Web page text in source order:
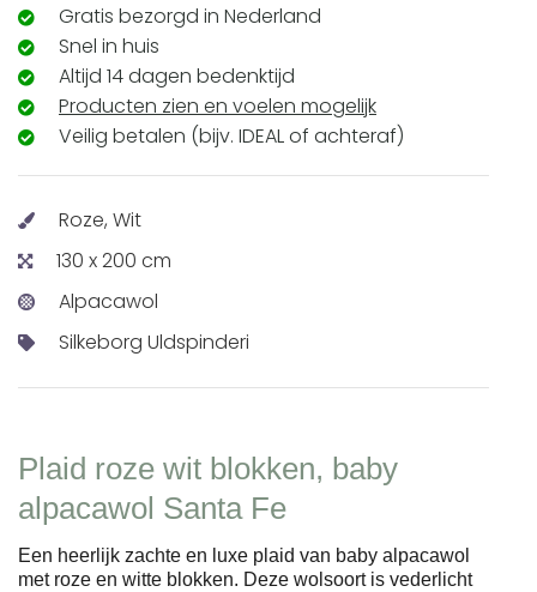
Gratis bezorgd in Nederland
Snel in huis
Altijd 14 dagen bedenktijd
Producten zien en voelen mogelijk
Veilig betalen (bijv. IDEAL of achteraf)
Roze, Wit
130 x 200 cm
Alpacawol
Silkeborg Uldspinderi
Plaid roze wit blokken, baby
alpacawol Santa Fe
Een heerlijk zachte en luxe plaid van baby alpacawol
met roze en witte blokken. Deze wolsoort is vederlicht